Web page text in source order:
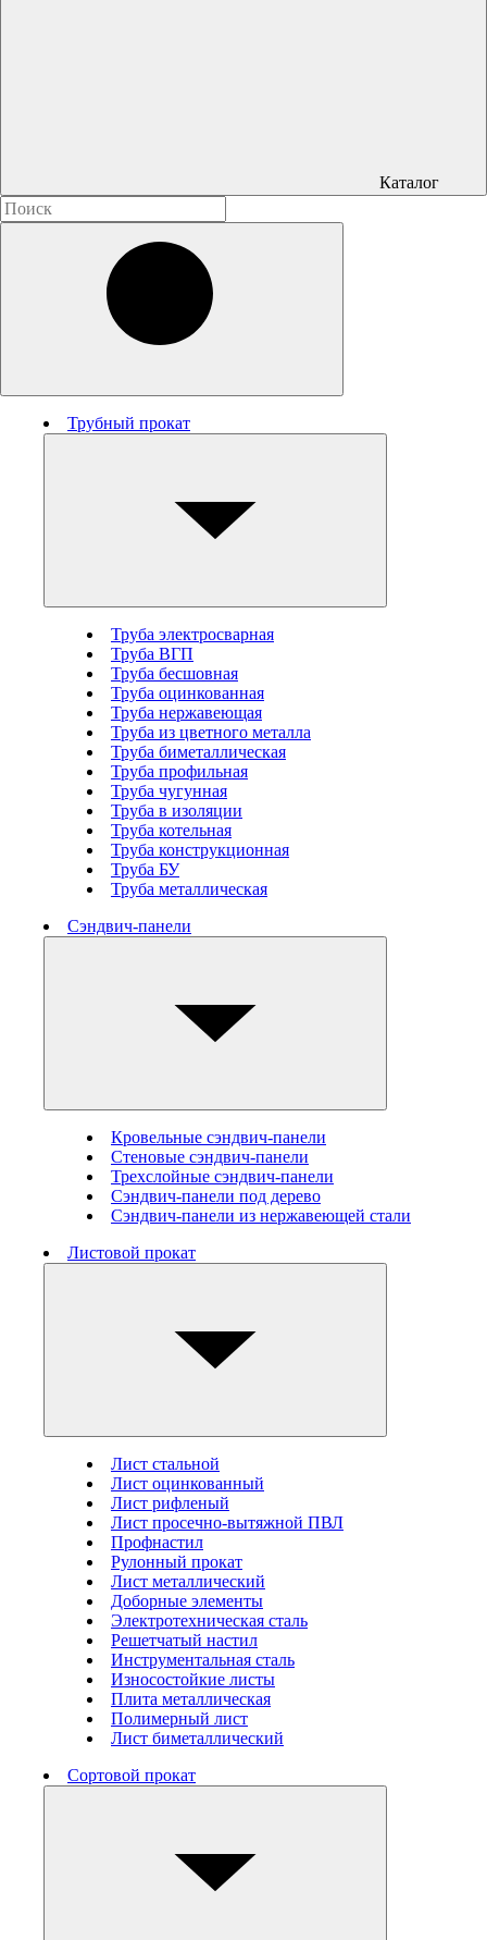
Каталог
Трубный прокат
Труба электросварная
Труба ВГП
Труба бесшовная
Труба оцинкованная
Труба нержавеющая
Труба из цветного металла
Труба биметаллическая
Труба профильная
Труба чугунная
Труба в изоляции
Труба котельная
Труба конструкционная
Труба БУ
Труба металлическая
Сэндвич-панели
Кровельные сэндвич-панели
Стеновые cэндвич-панели
Трехслойные сэндвич-панели
Сэндвич-панели под дерево
Сэндвич-панели из нержавеющей стали
Листовой прокат
Лист стальной
Лист оцинкованный
Лист рифленый
Лист просечно-вытяжной ПВЛ
Профнастил
Рулонный прокат
Лист металлический
Доборные элементы
Электротехническая сталь
Решетчатый настил
Инструментальная сталь
Износостойкие листы
Плита металлическая
Полимерный лист
Лист биметаллический
Сортовой прокат